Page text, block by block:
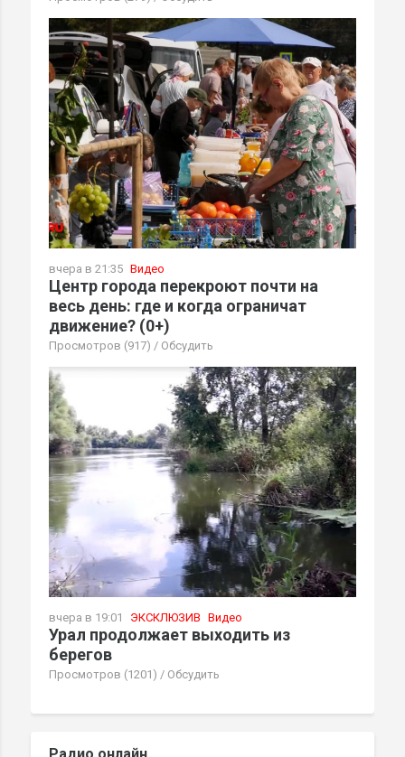
вчера в 21:35 Видео
Центр города перекроют почти на
весь день: где и когда ограничат
движение? (0+)
Просмотров (917) / Обсудить
вчера в 19:01 ЭКСКЛЮЗИВ Видео
Урал продолжает выходить из
берегов
Просмотров (1201) / Обсудить